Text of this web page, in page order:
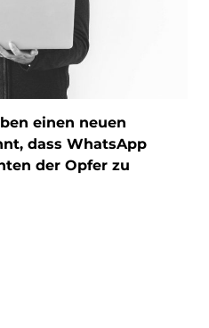
einen neuen
dass WhatsApp
der Opfer zu